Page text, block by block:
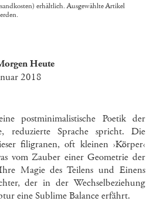
erhältlich. Ausgewählte Artikel
Heute
2018
postminimalistische Poetik der
reduzierte Sprache spricht. Die
filigranen, oft kleinen ›Körper‹
vom Zauber einer Geometrie der
Magie des Teilens und Einens
der in der Wechselbeziehung
eine Sublime Balance erfährt.